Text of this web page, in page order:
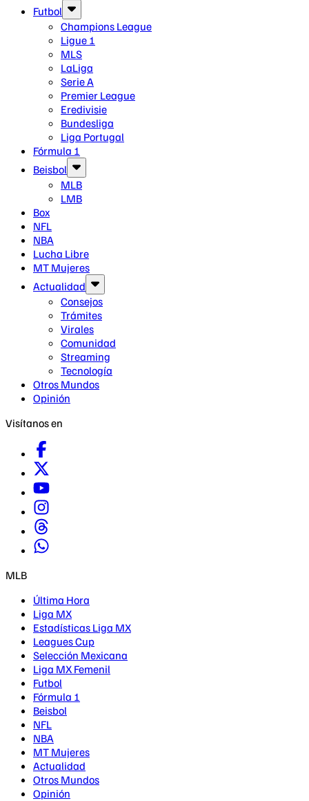
Futbol
Champions League
Ligue 1
MLS
LaLiga
Serie A
Premier League
Eredivisie
Bundesliga
Liga Portugal
Fórmula 1
Beisbol
MLB
LMB
Box
NFL
NBA
Lucha Libre
MT Mujeres
Actualidad
Consejos
Trámites
Virales
Comunidad
Streaming
Tecnología
Otros Mundos
Opinión
Visítanos en
MLB
Última Hora
Liga MX
Estadísticas Liga MX
Leagues Cup
Selección Mexicana
Liga MX Femenil
Futbol
Fórmula 1
Beisbol
NFL
NBA
MT Mujeres
Actualidad
Otros Mundos
Opinión